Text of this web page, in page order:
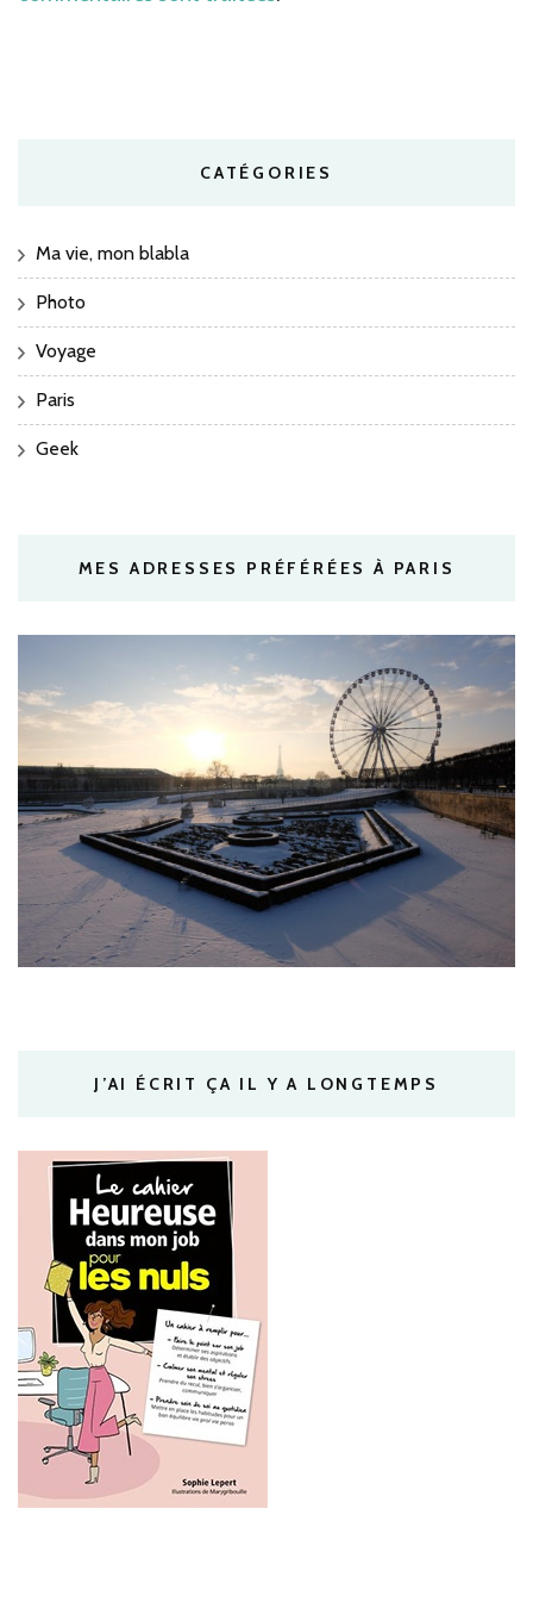
CATÉGORIES
Ma vie, mon blabla
Photo
Voyage
Paris
Geek
MES ADRESSES PRÉFÉRÉES À PARIS
J’AI ÉCRIT ÇA IL Y A LONGTEMPS